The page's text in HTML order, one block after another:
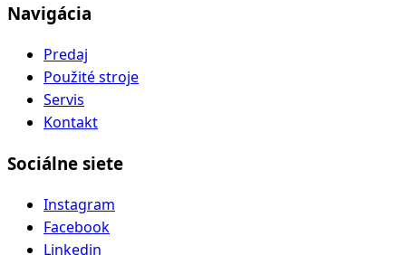
Navigácia
Predaj
Použité stroje
Servis
Kontakt
Sociálne siete
Instagram
Facebook
Linkedin